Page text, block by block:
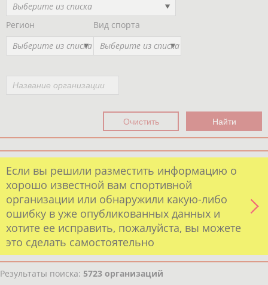
Выберите из списка
Регион
Выберите из списка
Вид спорта
Выберите из списка
Если вы решили разместить информацию о
хорошо известной вам спортивной
организации или обнаружили какую-либо
ошибку в уже опубликованных данных и
хотите ее исправить, пожалуйста, вы можете
это сделать самостоятельно
Результаты поиска: 5723 организаций